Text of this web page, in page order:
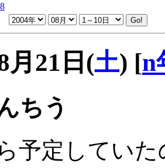
月21日(土) [n
ちう
予定してい